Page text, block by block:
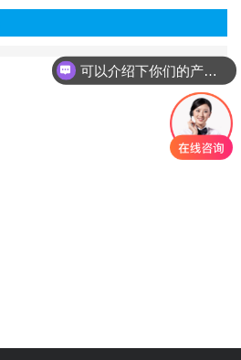
可以介绍下你们的产品么